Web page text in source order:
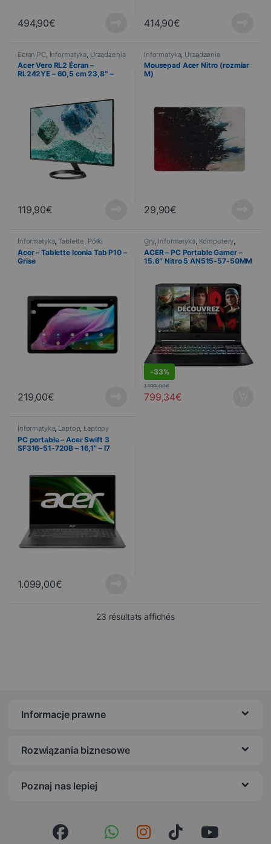
494,90€ 414,90€
Ecran PC Informatyka Urządzenia
peryferyjne
Acer Vero RL2 Écran –
RL242YE – 60,5 cm 23,8″ –
119,90€
Informatyka, Urządzenia
peryferyjne, Tapis
Mousepad Acer Nitro (rozmiar
M)
29,90€
Informatyka,Tablette, Półki
Acer – Tablette Iconia Tab P10 –
Grise
219,00€
DEALS
Gry, Informatyka, Komputery,
Ordinateurs gaming, Laptop
Laptopy ,PROMOTIONS
ACER – PC Portable Gamer –
15.6″ Nitro 5 AN515-57-50MM
(OCCASION)
-33%
799,34€
1.199,00€
Informatyka, Laptop, Laptopy
PC portable – Acer Swift 3
SF316-51-720B – 16,1” – I7
1.099,00€
23 résultats affichésTrié du plus récent au
Informacje prawne
Rozwiązania biznesowe
Poznaj nas lepiej